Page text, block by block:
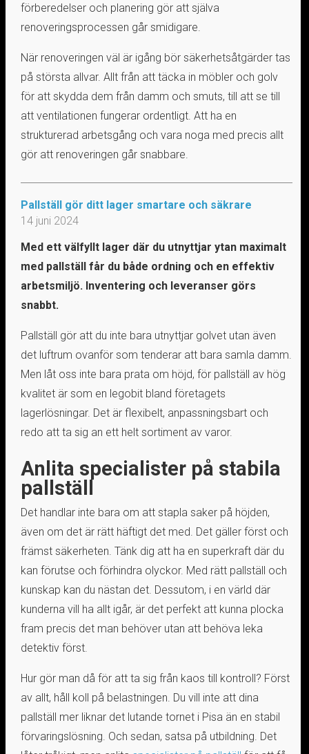
förberedelser och planering gör att själva
renoveringsprocessen går smidigare.
När renoveringen väl är igång bör säkerhetsåtgärder tas
på största allvar. Allt från att täcka in möbler och golv
för att skydda dem från damm och smuts, till att se till
att ventilationen fungerar ordentligt. Att ha en
strukturerad arbetsgång och vara noga med precis allt
gör att renoveringen går snabbare.
Pallställ gör ditt lager smartare och säkrare
14 juni 2024
Med ett välfyllt lager där du utnyttjar ytan maximalt
med pallställ får du både ordning och en effektiv
arbetsmiljö. Inventering och leveranser görs
snabbt.
Pallställ gör att du inte bara utnyttjar golvet utan även
det luftrum ovanför som tenderar att bara samla damm.
Men låt oss inte bara prata om höjd, för pallställ av hög
kvalitet är som en legobit bland företagets
lagerlösningar. Det är flexibelt, anpassningsbart och
redo att ta sig an ett helt sortiment av varor.
Anlita specialister på stabila
pallställ
Det handlar inte bara om att stapla saker på höjden,
även om det är rätt häftigt det med. Det gäller först och
främst säkerheten. Tänk dig att ha en superkraft där du
kan förutse och förhindra olyckor. Med rätt pallställ och
kunskap kan du nästan det. Dessutom, i en värld där
kunderna vill ha allt igår, är det perfekt att kunna plocka
fram precis det man behöver utan att behöva leka
detektiv först.
Hur gör man då för att ta sig från kaos till kontroll? Först
av allt, håll koll på belastningen. Du vill inte att dina
pallställ mer liknar det lutande tornet i Pisa än en stabil
förvaringslösning. Och sedan, satsa på utbildning. Det